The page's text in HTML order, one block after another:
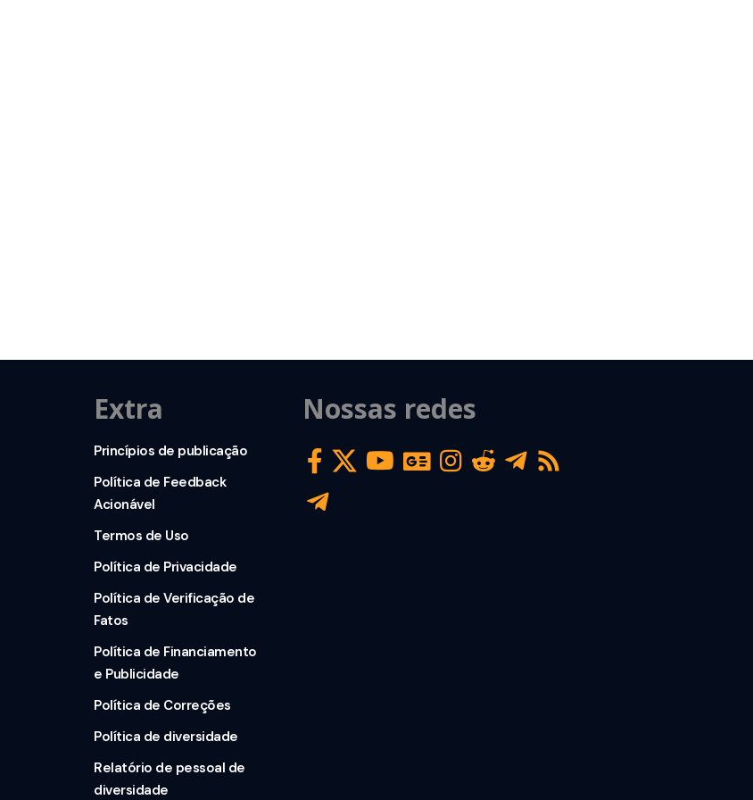
Extra
Princípios de publicação
Política de Feedback
Acionável
Termos de Uso
Política de Privacidade
Política de Verificação de
Fatos
Política de Financiamento
e Publicidade
Política de Correções
Política de diversidade
Relatório de pessoal de
diversidade
Nossas redes